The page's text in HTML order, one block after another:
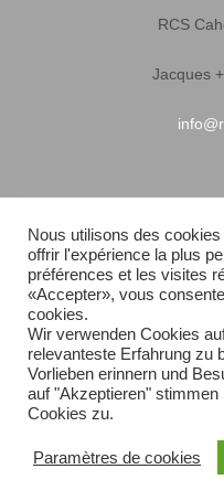
RCS
Jacques
Conditions
Nous utilisons des
offrir l'expérience la plus
préférences et les visites
«Accepter», vous
cookies.
Wir verwenden Cookies
relevanteste Erfahrung zu
Vorlieben erinnern und
auf "Akzeptieren" stimmen
Cookies zu.
Paramètres de cookies